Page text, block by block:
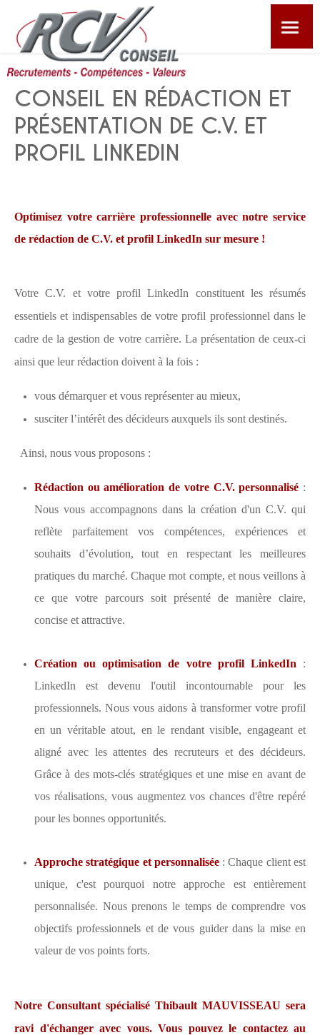
CABINET
EMPLOYEURS
POSTES
AUTRES PRESTATIONS
ACTUALITÉS
CONTACT
CONSEIL EN RÉDACTION ET
PRÉSENTATION DE C.V. ET
PROFIL LINKEDIN
Optimisez votre carrière professionnelle avec notre service
de rédaction de C.V. et profil LinkedIn sur mesure !
Votre C.V. et votre profil LinkedIn constituent les résumés
essentiels et indispensables de votre profil professionnel dans le
cadre de la gestion de votre carrière. La présentation de ceux-ci
ainsi que leur rédaction doivent à la fois :
vous démarquer et vous représenter au mieux,
susciter l’intérêt des décideurs auxquels ils sont destinés.
Ainsi, nous vous proposons :
Rédaction ou amélioration de votre C.V. personnalisé :
Nous vous accompagnons dans la création d'un C.V. qui
reflète parfaitement vos compétences, expériences et
souhaits d’évolution, tout en respectant les meilleures
pratiques du marché. Chaque mot compte, et nous veillons à
ce que votre parcours soit présenté de manière claire,
concise et attractive.
Création ou optimisation de votre profil LinkedIn :
LinkedIn est devenu l'outil incontournable pour les
professionnels. Nous vous aidons à transformer votre profil
en un véritable atout, en le rendant visible, engageant et
aligné avec les attentes des recruteurs et des décideurs.
Grâce à des mots-clés stratégiques et une mise en avant de
vos réalisations, vous augmentez vos chances d'être repéré
pour les bonnes opportunités.
Approche stratégique et personnalisée: Chaque client est
unique, c'est pourquoi notre approche est entièrement
personnalisée. Nous prenons le temps de comprendre vos
objectifs professionnels et de vous guider dans la mise en
valeur de vos points forts.
Notre Consultant spécialisé Thibault MAUVISSEAU sera
ravi d'échanger avec vous. Vous pouvez le contactez au